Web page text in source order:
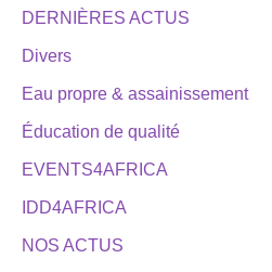
DERNIÈRES ACTUS
Divers
Eau propre & assainissement
Éducation de qualité
EVENTS4AFRICA
IDD4AFRICA
NOS ACTUS